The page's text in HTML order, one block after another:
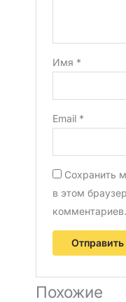
Имя *
Email *
Сохранить
в этом
комментариев.
Похожие